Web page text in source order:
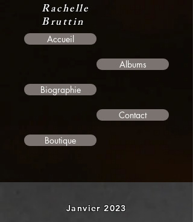
Rachelle
Bruttin
Accueil
Albums
Biographie
Contact
Boutique
Janvier 2023